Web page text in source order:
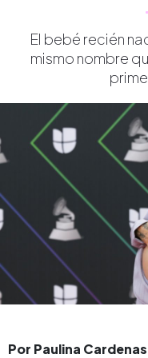
El bebé recién
mismo nombre
Por Paulina Cardenas